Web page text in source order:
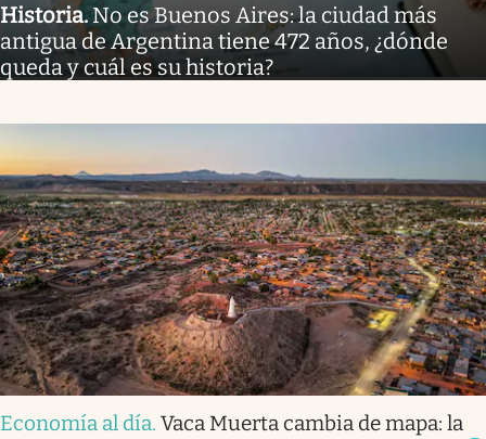
Historia. No es Buenos Aires: la ciudad más
antigua de Argentina tiene 472 años, ¿dónde
queda y cuál es su historia?
Economía al día. Vaca Muerta cambia de mapa: la